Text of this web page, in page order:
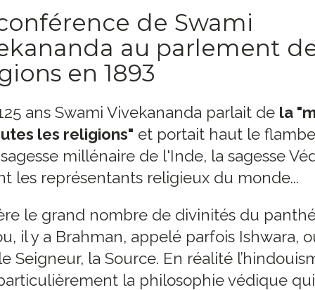
de Swami
au parlement
en 1893
ans Swami Vivekananda parlait de la
les religions" et portait haut le
millénaire de l'Inde, la sagesse
les représentants religieux du monde...
le grand nombre de divinités du
il y a Brahman, appelé parfois Ishwara,
Seigneur, la Source. En réalité
la philosophie védique